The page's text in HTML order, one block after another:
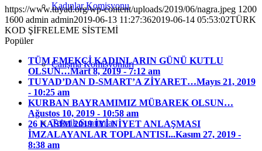
Kadınlar Komisyonu
Çalışma Komisyonları
Teknik Sunumlar
https://www.tuyad.org/wp-content/uploads/2019/06/nagra.jpeg 1200
1600 admin admin2019-06-13 11:27:362019-06-14 05:53:02TÜRK
KOD ŞİFRELEME SİSTEMİ
Popüler
TÜM EMEKÇİ KADINLARIN GÜNÜ KUTLU
OLSUN…Mart 8, 2019 - 7:12 am
TUYAD’DAN D-SMART’A ZİYARET…Mayıs 21, 2019
- 10:25 am
KURBAN BAYRAMIMIZ MÜBAREK OLSUN…
Ağustos 10, 2019 - 10:58 am
26 KASIM 2019 İYİ NİYET ANLAŞMASI
İMZALAYANLAR TOPLANTISI...Kasım 27, 2019 -
8:38 am